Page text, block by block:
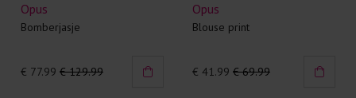
Opus
Bomberjasje
€ 77.99 € 129.99
Opus
Blouse print
€ 41.99 € 69.99